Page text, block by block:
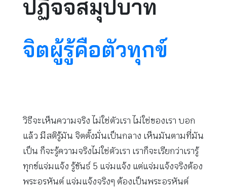
ปฏิจจสมุปบาท
จิตผู้รู้คือตัวทุกข์
วิธีจะเห็นความจริง ไม่ใช่ตัวเรา ไม่ใช่ของเรา บอก
แล้ว มีสติรู้มัน จิตตั้งมั่นเป็นกลาง เห็นมันตามที่มัน
เป็น ก็จะรู้ความจริงไม่ใช่ตัวเรา เราก็จะเรียกว่าเรารู้
ทุกข์แจ่มแจ้ง รู้ขันธ์ 5 แจ่มแจ้ง แต่แจ่มแจ้งจริงต้อง
พระอรหันต์ แจ่มแจ้งจริงๆ ต้องเป็นพระอรหันต์